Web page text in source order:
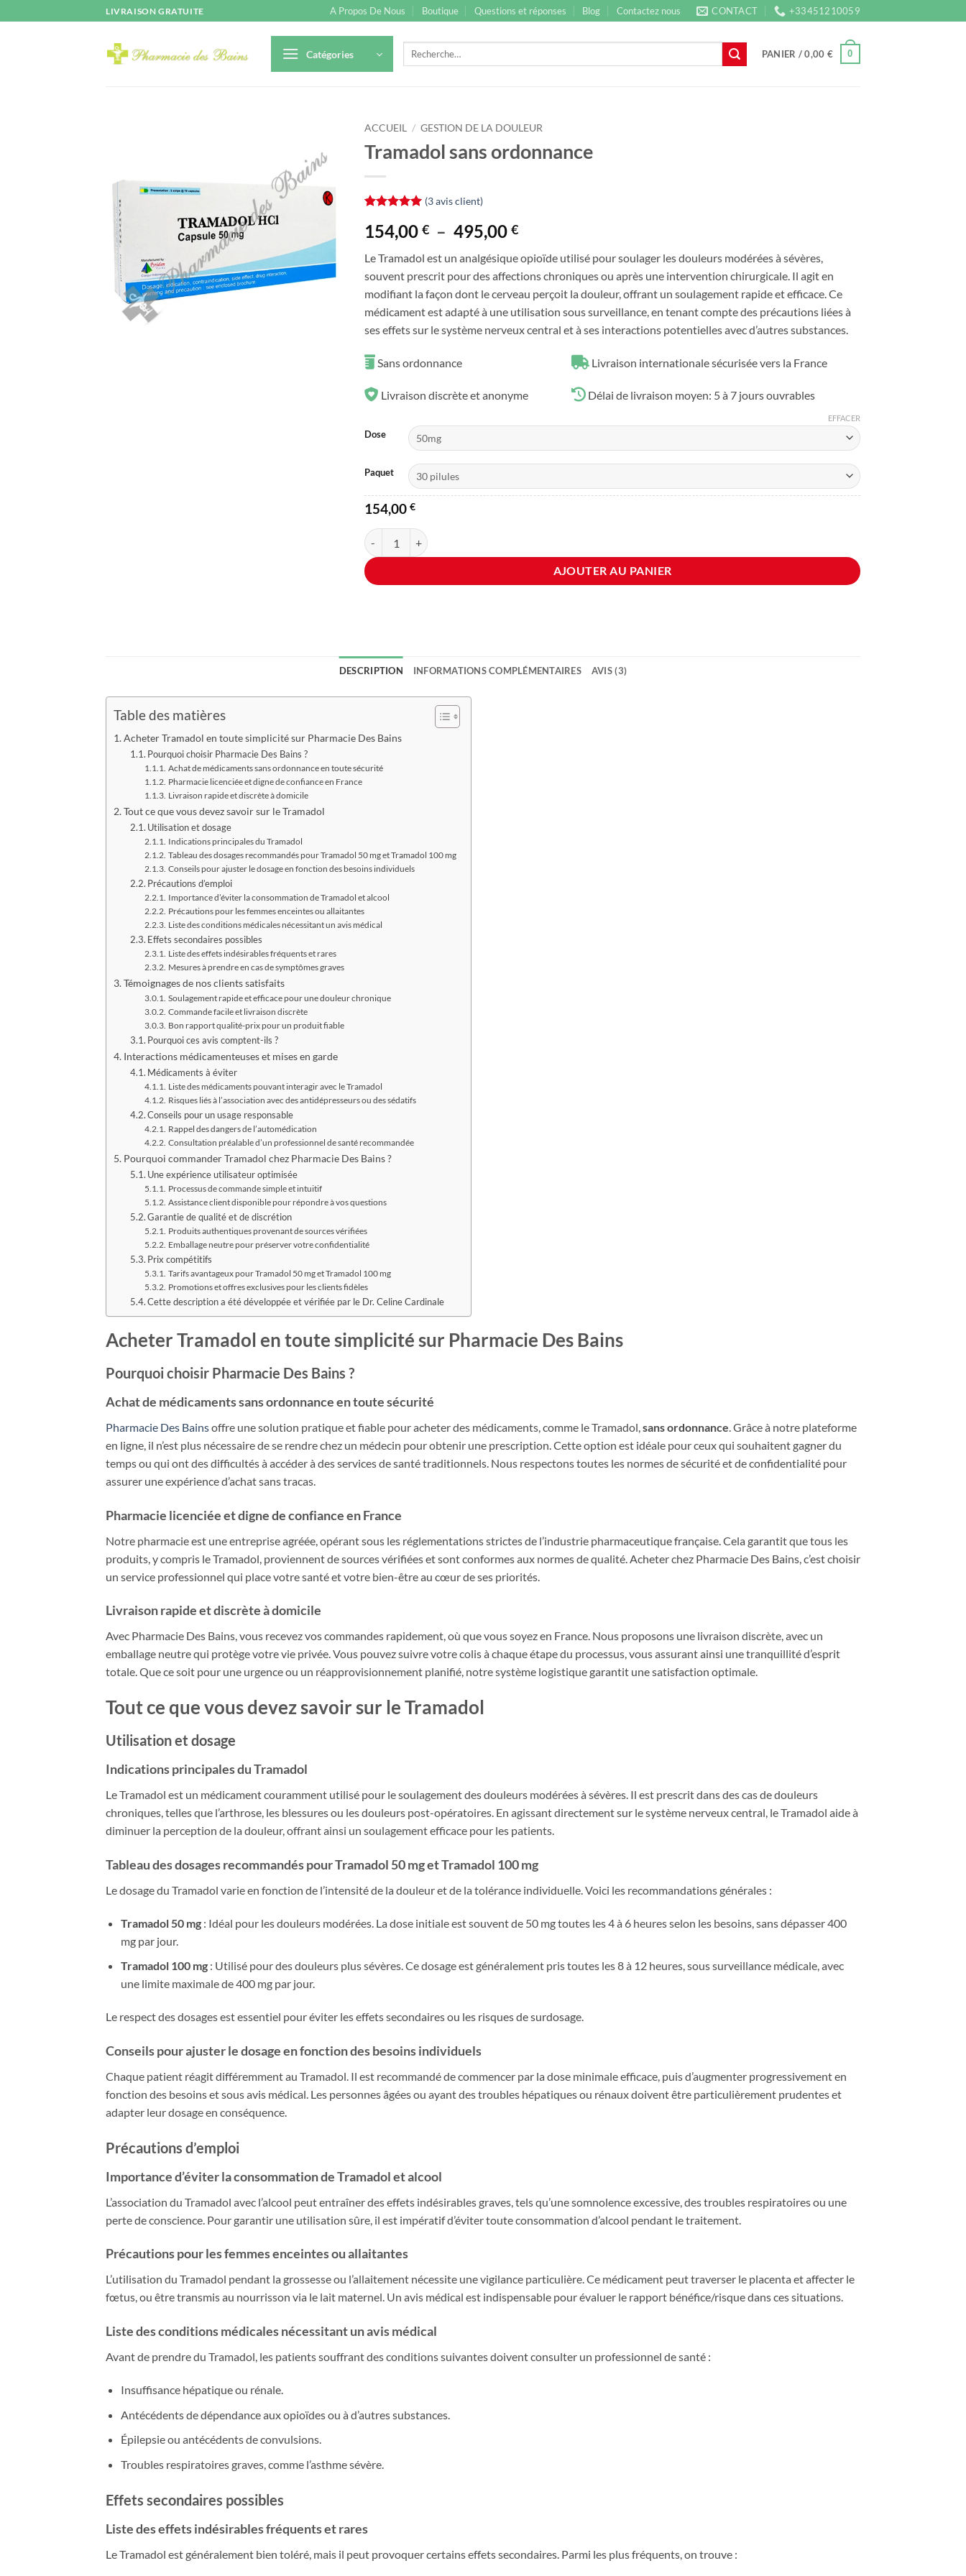
au
LIVRAISON GRATUITE A Propos De Nous Boutique Questions et réponses Blog Contactez nous CONTACT +33451210059
Catégories
Recherche
PANIER /0,00 € 0
ACCUEIL / GESTION DE LA DOULEUR
Tramadol sans ordonnance
5 basé sur
notations
client
(3avis client)
154,00 € – 495,00 €Plage
prix :
154,00 €
à
495,00 €
Le Tramadol est un analgésique opioïde utilisé pour soulager les douleurs modérées à sévères,
souvent prescrit pour des affections chroniques ou après une intervention chirurgicale. Il agit en
modifiant la façon dont le cerveau perçoit la douleur, offrant un soulagement rapide et efficace. Ce
médicament est adapté à une utilisation sous surveillance, en tenant compte des précautions liées à
ses effets sur le système nerveux central et à ses interactions potentielles avec d’autres substances.
Sans ordonnance
Livraison discrète et anonyme
Livraison internationale sécurisée vers la France
Délai de livraison moyen: 5 à 7 jours ouvrables
Dose
Paquet
EFFACER
154,00 €
quantité de Tramadol sans ordonnance
AJOUTER AU PANIER
DESCRIPTION INFORMATIONS COMPLÉMENTAIRES AVIS (3)
Table des matières
Acheter Tramadol en toute simplicité sur Pharmacie Des Bains
Pourquoi choisir Pharmacie Des Bains ?
Achat de médicaments sans ordonnance en toute sécurité
Pharmacie licenciée et digne de confiance en France
Livraison rapide et discrète à domicile
Tout ce que vous devez savoir sur le Tramadol
Utilisation et dosage
Indications principales du Tramadol
Tableau des dosages recommandés pour Tramadol 50 mg et Tramadol 100 mg
Conseils pour ajuster le dosage en fonction des besoins individuels
Précautions d’emploi
Importance d’éviter la consommation de Tramadol et alcool
Précautions pour les femmes enceintes ou allaitantes
Liste des conditions médicales nécessitant un avis médical
Effets secondaires possibles
Liste des effets indésirables fréquents et rares
Mesures à prendre en cas de symptômes graves
Témoignages de nos clients satisfaits
Soulagement rapide et efficace pour une douleur chronique
Commande facile et livraison discrète
Bon rapport qualité-prix pour un produit fiable
Pourquoi ces avis comptent-ils ?
Interactions médicamenteuses et mises en garde
Médicaments à éviter
Liste des médicaments pouvant interagir avec le Tramadol
Risques liés à l’association avec des antidépresseurs ou des sédatifs
Conseils pour un usage responsable
Rappel des dangers de l’automédication
Consultation préalable d’un professionnel de santé recommandée
Pourquoi commander Tramadol chez Pharmacie Des Bains ?
Une expérience utilisateur optimisée
Processus de commande simple et intuitif
Assistance client disponible pour répondre à vos questions
Garantie de qualité et de discrétion
Produits authentiques provenant de sources vérifiées
Emballage neutre pour préserver votre confidentialité
Prix compétitifs
Tarifs avantageux pour Tramadol 50 mg et Tramadol 100 mg
Promotions et offres exclusives pour les clients fidèles
Cette description a été développée et vérifiée par le Dr. Celine Cardinale
Acheter Tramadol en toute simplicité sur Pharmacie Des Bains
Pourquoi choisir Pharmacie Des Bains ?
Achat de médicamentssans ordonnanceen toute sécurité
Pharmacie Des Bainsoffre une solution pratique et fiable pour acheter des médicaments, comme le Tramadol,sans ordonnance. Grâce à notre plateforme
en ligne, il n’est plus nécessaire de se rendre chez un médecin pour obtenir une prescription. Cette option est idéale pour ceux qui souhaitent gagner du
temps ou qui ont des difficultés à accéder à des services de santé traditionnels. Nous respectons toutes les normes de sécurité et de confidentialité pour
assurer une expérience d’achat sans tracas.
Pharmacie licenciée et digne de confiance en France
Notre pharmacie est une entreprise agréée, opérant sous les réglementations strictes de l’industrie pharmaceutique française. Cela garantit que tous les
produits, y compris le Tramadol, proviennent de sources vérifiées et sont conformes aux normes de qualité. Acheter chez Pharmacie Des Bains, c’est choisir
un service professionnel qui place votre santé et votre bien-être au cœur de ses priorités.
Livraison rapide et discrète à domicile
Avec Pharmacie Des Bains, vous recevez vos commandes rapidement, où que vous soyez en France. Nous proposons une livraison discrète, avec un
emballage neutre qui protège votre vie privée. Vous pouvez suivre votre colis à chaque étape du processus, vous assurant ainsi une tranquillité d’esprit
totale. Que ce soit pour une urgence ou un réapprovisionnement planifié, notre système logistique garantit une satisfaction optimale.
Tout ce que vous devez savoir sur le Tramadol
Utilisation et dosage
Indications principales du Tramadol
Le Tramadol est un médicament couramment utilisé pour le soulagement des douleurs modérées à sévères. Il est prescrit dans des cas de douleurs
chroniques, telles que l’arthrose, les blessures ou les douleurs post-opératoires. En agissant directement sur le système nerveux central, le Tramadol aide à
diminuer la perception de la douleur, offrant ainsi un soulagement efficace pour les patients.
Tableau des dosages recommandés pourTramadol 50 mgetTramadol 100 mg
Le dosage du Tramadol varie en fonction de l’intensité de la douleur et de la tolérance individuelle. Voici les recommandations générales :
Tramadol 50 mg: Idéal pour les douleurs modérées. La dose initiale est souvent de 50 mg toutes les 4 à 6 heures selon les besoins, sans dépasser 400
mg par jour.
Tramadol 100 mg: Utilisé pour des douleurs plus sévères. Ce dosage est généralement pris toutes les 8 à 12 heures, sous surveillance médicale, avec
une limite maximale de 400 mg par jour.
Le respect des dosages est essentiel pour éviter les effets secondaires ou les risques de surdosage.
Conseils pour ajuster le dosage en fonction des besoins individuels
Chaque patient réagit différemment au Tramadol. Il est recommandé de commencer par la dose minimale efficace, puis d’augmenter progressivement en
fonction des besoins et sous avis médical. Les personnes âgées ou ayant des troubles hépatiques ou rénaux doivent être particulièrement prudentes et
adapter leur dosage en conséquence.
Précautions d’emploi
Importance d’éviter la consommation deTramadol et alcool
L’association du Tramadol avec l’alcool peut entraîner des effets indésirables graves, tels qu’une somnolence excessive, des troubles respiratoires ou une
perte de conscience. Pour garantir une utilisation sûre, il est impératif d’éviter toute consommation d’alcool pendant le traitement.
Précautions pour les femmes enceintes ou allaitantes
L’utilisation du Tramadol pendant la grossesse ou l’allaitement nécessite une vigilance particulière. Ce médicament peut traverser le placenta et affecter le
fœtus, ou être transmis au nourrisson via le lait maternel. Un avis médical est indispensable pour évaluer le rapport bénéfice/risque dans ces situations.
Liste des conditions médicales nécessitant un avis médical
Avant de prendre du Tramadol, les patients souffrant des conditions suivantes doivent consulter un professionnel de santé :
Insuffisance hépatique ou rénale.
Antécédents de dépendance aux opioïdes ou à d’autres substances.
Épilepsie ou antécédents de convulsions.
Troubles respiratoires graves, comme l’asthme sévère.
Effets secondaires possibles
Liste des effets indésirables fréquents et rares
Le Tramadol est généralement bien toléré, mais il peut provoquer certains effets secondaires. Parmi les plus fréquents, on trouve :